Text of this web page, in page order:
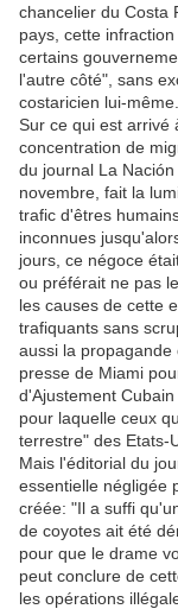
chancelier du Costa
pays, cette
certains
l'autre côté", sans
costaricien lui-même.
Sur ce qui est arrivé
concentration de
du journal La
novembre, fait la
trafic d'êtres
inconnues
jours, ce négoce
ou préférait ne pas
les causes de cette
trafiquants sans
aussi la propagande
presse de Miami
d'Ajustement
pour laquelle ceux
terrestre" des Etats-
Mais l'éditorial du
essentielle négligée
créée: "Il a suffi
de coyotes ait été
pour que le drame
peut conclure de
les opérations